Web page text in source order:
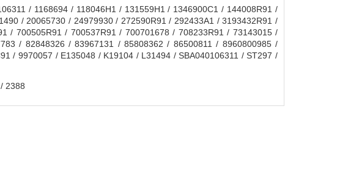
/ 1168694 / 118046H1 / 131559H1 / 1346900C1 / 144008R91 /
/ 20065730 / 24979930 / 272590R91 / 292433A1 / 3193432R91 /
/ 700505R91 / 700537R91 / 700701678 / 708233R91 / 73143015 /
/ 82848326 / 83967131 / 85808362 / 86500811 / 8960800985 /
/ 9970057 / E135048 / K19104 / L31494 / SBA040106311 / ST297 /
2388